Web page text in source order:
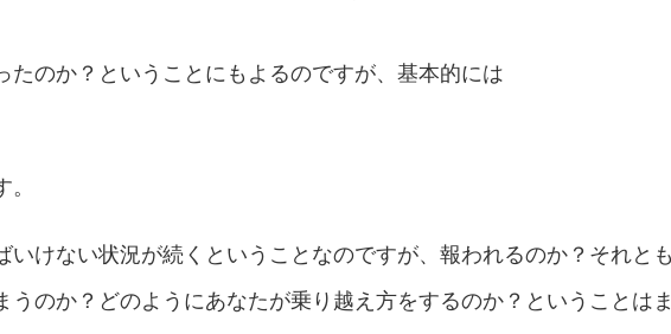
たのか？ということにもよるのですが、基本的には
。
いけない状況が続くということなのですが、報われるのか？それと
うのか？どのようにあなたが乗り越え方をするのか？ということは